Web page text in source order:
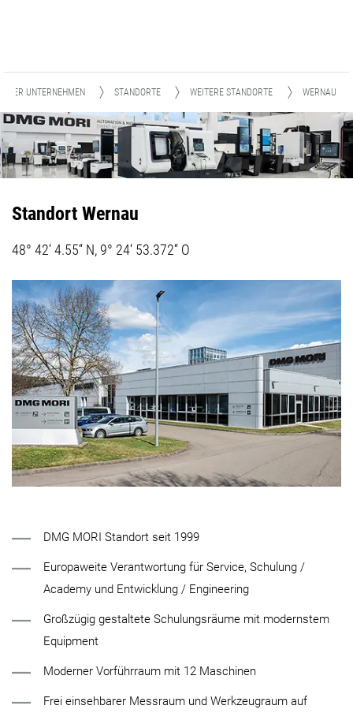
UNTERNEHMEN STANDORTE WEITERE STANDORTE WERNAU
Standort Wernau
48° 42‘ 4.55“ N, 9° 24‘ 53.372“ O
DMG MORI Standort seit 1999
Europaweite Verantwortung für Service, Schulung /
Academy und Entwicklung / Engineering
Großzügig gestaltete Schulungsräume mit modernstem
Equipment
Moderner Vorführraum mit 12 Maschinen
Frei einsehbarer Messraum und Werkzeugraum auf